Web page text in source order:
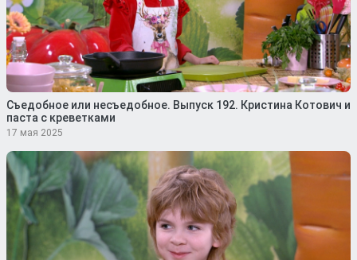
Съедобное или несъедобное. Выпуск 192. Кристина Котович и
паста с креветками
17 мая 2025